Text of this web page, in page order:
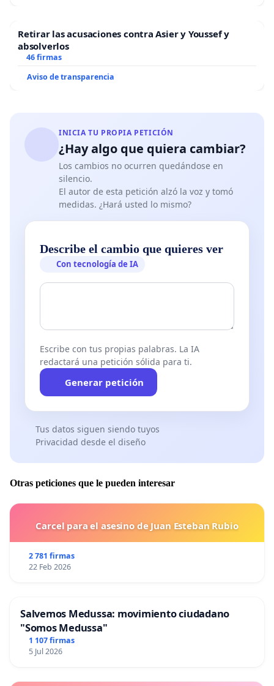
Retirar las acusaciones contra Asier y Youssef y
absolverlos
46 firmas
Aviso de transparencia
INICIA TU PROPIA PETICIÓN
¿Hay algo que quiera cambiar?
Los cambios no ocurren quedándose en
silencio.
El autor de esta petición alzó la voz y tomó
medidas. ¿Hará usted lo mismo?
Describe el cambio que quieres ver
Con tecnología de IA
Escribe con tus propias palabras. La IA
redactará una petición sólida para ti.
Generar petición
Tus datos siguen siendo tuyos
Privacidad desde el diseño
Otras peticiones que le pueden interesar
Carcel para el asesino de Juan Esteban Rubio
2 781 firmas
22 Feb 2026
Salvemos Medussa: movimiento ciudadano
"Somos Medussa"
1 107 firmas
5 Jul 2026